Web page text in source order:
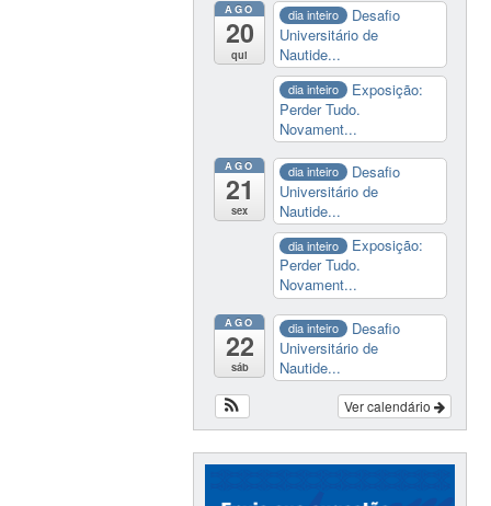
AGO
20
qui
dia inteiro
Desafio
Universitário de
Nautide...
dia inteiro
Exposição:
Perder Tudo.
Novament...
AGO
21
sex
dia inteiro
Desafio
Universitário de
Nautide...
dia inteiro
Exposição:
Perder Tudo.
Novament...
AGO
22
sáb
dia inteiro
Desafio
Universitário de
Nautide...
Ver calendário